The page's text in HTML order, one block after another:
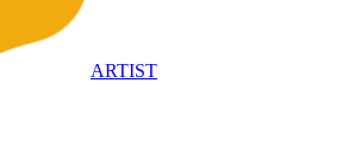
ARTIST